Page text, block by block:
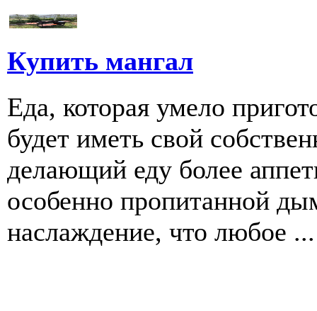
Купить мангал
Еда, которая умело
будет иметь свой
делающий еду более
особенно пропитанной
наслаждение, что любое ...